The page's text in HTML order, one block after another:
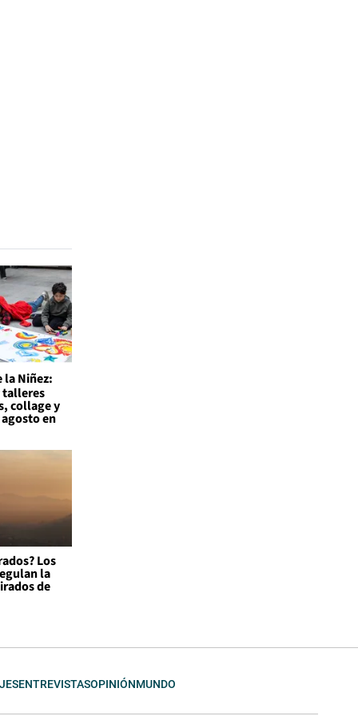
la Niñez:
collage y
en
Los
la
de
ENTREVISTASOPINIÓNMUNDO